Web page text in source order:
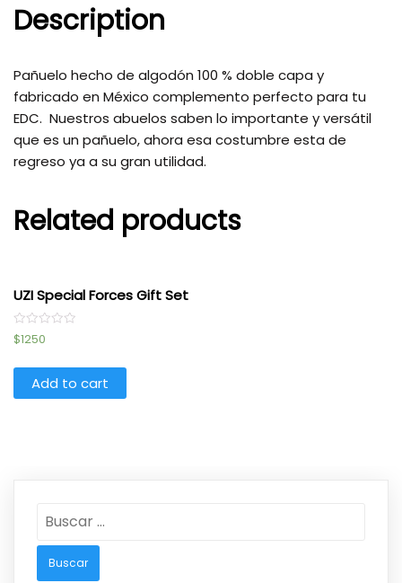
Description
Pañuelo hecho de algodón 100 % doble capa y
fabricado en México complemento perfecto para tu
EDC. Nuestros abuelos saben lo importante y versátil
que es un pañuelo, ahora esa costumbre esta de
regreso ya a su gran utilidad.
Related products
UZI Special Forces Gift Set
Rated
0
of
$1250
Add to cart